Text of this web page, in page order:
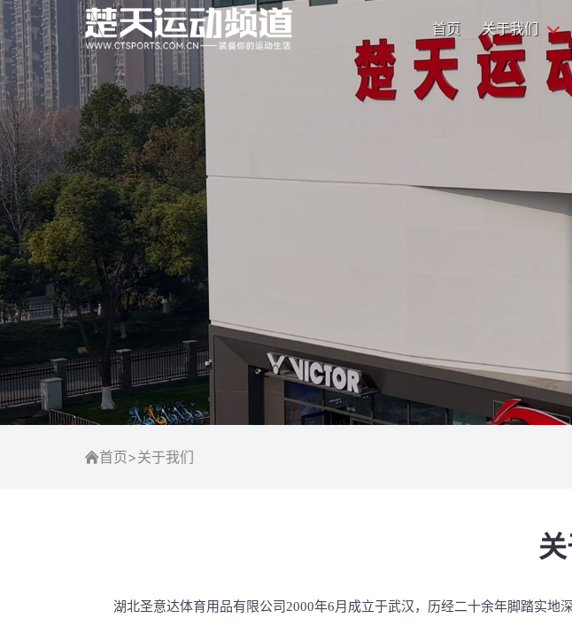
首页 关于我们
首页>关于我们
湖北圣意达体育用品有限公司2000年6月成立于武汉，历经二十余年脚踏实